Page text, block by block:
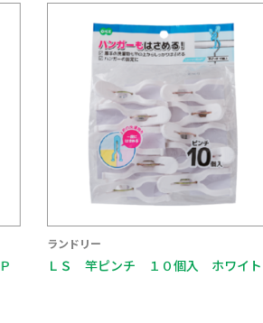
ランドリー
ＬＳ 竿ピンチ １０個入 ホワイト